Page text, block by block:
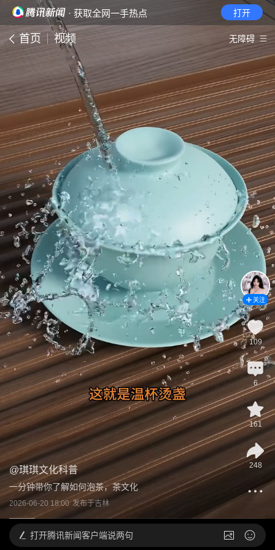
· 获取全网一手热点 打开
首页 视频 无障碍
@琪琪文化科普
一分钟带你了解如何泡茶，茶文化
2026-06-20 18:00 发布于吉林
关注
109
6
161
248
打开腾讯新闻客户端说两句